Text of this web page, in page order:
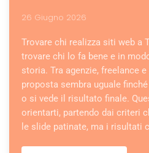
26 Giugno 2026
Trovare chi realizza siti web a
trovare chi lo fa bene e in
storia. Tra agenzie, freelance
proposta sembra uguale
o si vede il risultato finale.
orientarti, partendo dai criteri
le slide patinate, ma i risultati